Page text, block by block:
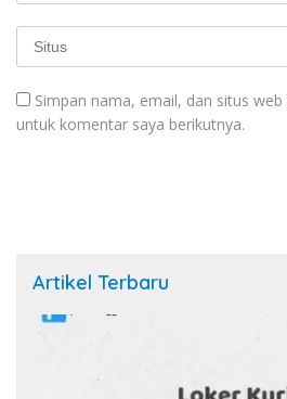
Simpan nama, email, dan situs
untuk komentar saya berikutnya.
Artikel Terbaru